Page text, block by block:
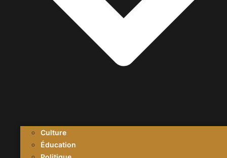
Culture
Éducation